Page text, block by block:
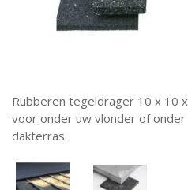
Rubberen tegeldrager 10 x 10
voor onder uw vlonder of
dakterras.